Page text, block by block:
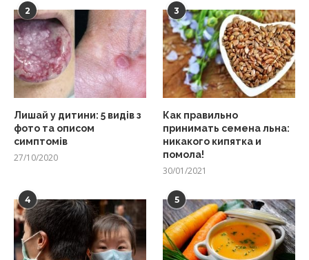
2
Лишай у дитини: 5 видів з
фото та описом
симптомів
27/10/2020
3
Как правильно
принимать семена льна:
никакого кипятка и
помола!
30/01/2021
4 5